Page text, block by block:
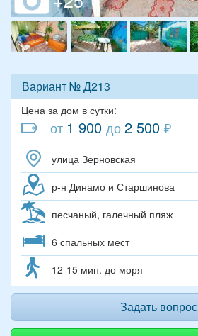
Вариант № Д213
Цена за дом в сутки:
от 1 900 до2 500 ₽
улица Зерновская
р-н Динамо и Старшинова
песчаный, галечный пляж
6 спальных мест
12-15 мин. до моря
Задать вопрос